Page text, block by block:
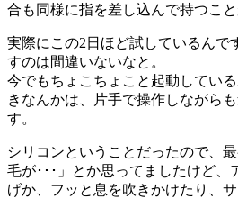
合も同様に指を差し込んで持つこと
実際にこの2日ほど試しているんで
すのは間違いないなと。
今でもちょこちょこと起動してい
きなんかは、片手で操作しながら
す。
シリコンということだったので、
毛が･･･」とか思ってましたけど、
げか、フッと息を吹きかけたり、